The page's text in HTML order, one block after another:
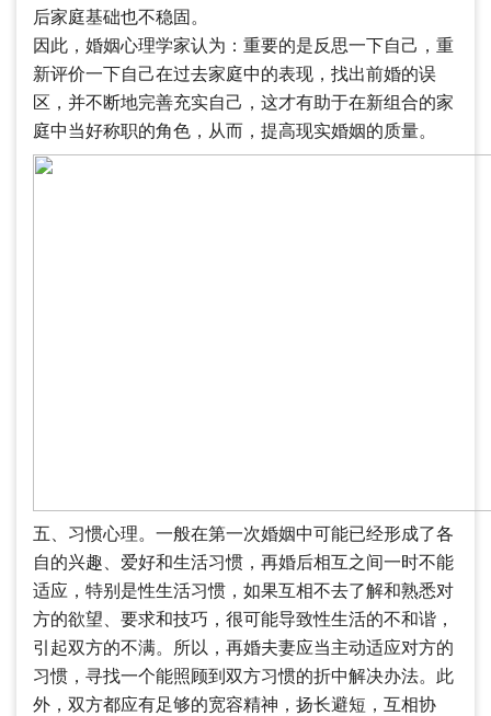
后家庭基础也不稳固。
因此，婚姻心理学家认为：重要的是反思一下自己，重
新评价一下自己在过去家庭中的表现，找出前婚的误
区，并不断地完善充实自己，这才有助于在新组合的家
庭中当好称职的角色，从而，提高现实婚姻的质量。
五、习惯心理。一般在第一次婚姻中可能已经形成了各
自的兴趣、爱好和生活习惯，再婚后相互之间一时不能
适应，特别是性生活习惯，如果互相不去了解和熟悉对
方的欲望、要求和技巧，很可能导致性生活的不和谐，
引起双方的不满。所以，再婚夫妻应当主动适应对方的
习惯，寻找一个能照顾到双方习惯的折中解决办法。此
外，双方都应有足够的宽容精神，扬长避短，互相协